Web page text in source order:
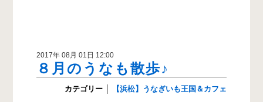
2017年 08月 01日 12:00
８月のうなも散歩♪
カテゴリー 【浜松】うなぎいも王国＆カフェ